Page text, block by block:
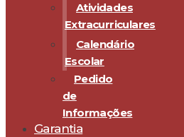
Atividades
Extracurriculares
Calendário
Escolar
Pedido
de
Informações
Garantia